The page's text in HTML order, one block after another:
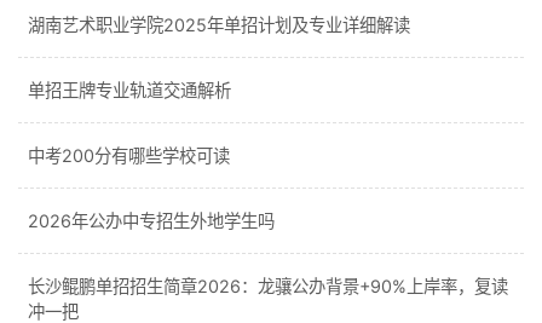
湖南艺术职业学院2025年单招计划及专业详细解读
单招王牌专业轨道交通解析
中考200分有哪些学校可读
2026年公办中专招生外地学生吗
长沙鲲鹏单招招生简章2026：龙骧公办背景+90%上岸率，复读
冲一把